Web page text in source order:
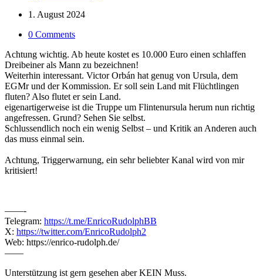
1. August 2024
0 Comments
Achtung wichtig. Ab heute kostet es 10.000 Euro einen schlaffen
Dreibeiner als Mann zu bezeichnen!
Weiterhin interessant. Victor Orbán hat genug von Ursula, dem
EGMr und der Kommission. Er soll sein Land mit Flüchtlingen
fluten? Also flutet er sein Land.
eigenartigerweise ist die Truppe um Flintenursula herum nun richtig
angefressen. Grund? Sehen Sie selbst.
Schlussendlich noch ein wenig Selbst – und Kritik an Anderen auch
das muss einmal sein.
Achtung, Triggerwarnung, ein sehr beliebter Kanal wird von mir
kritisiert!
——-
Telegram: https://t.me/EnricoRudolphBB
X: https://twitter.com/EnricoRudolph2
Web: https://enrico-rudolph.de/
——
Unterstützung ist gern gesehen aber KEIN Muss.